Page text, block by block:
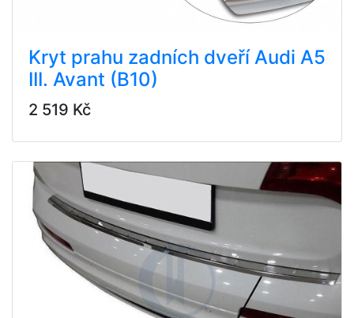
Kryt prahu zadních dveří Audi A5
III. Avant (B10)
2 519 Kč